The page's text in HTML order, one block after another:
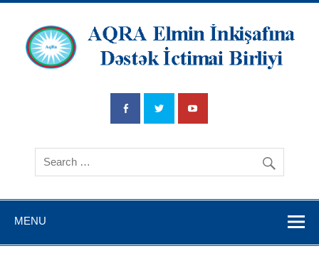
İnkişafına
Dətsək İctimai
Birliyi
MENU